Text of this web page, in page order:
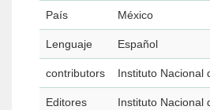
País México
Lenguaje Español
contributors Instituto Nacional
Editores Instituto Nacional